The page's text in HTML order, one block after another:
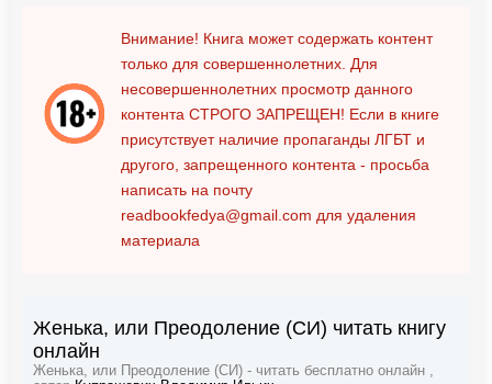
Внимание! Книга может содержать контент
только для совершеннолетних. Для
несовершеннолетних просмотр данного
контента СТРОГО ЗАПРЕЩЕН! Если в книге
присутствует наличие пропаганды ЛГБТ и
другого, запрещенного контента - просьба
написать на почту
readbookfedya@gmail.com для удаления
материала
Женька, или Преодоление (СИ) читать книгу
онлайн
Женька, или Преодоление (СИ) - читать бесплатно онлайн ,